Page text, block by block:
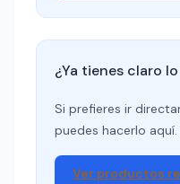
¿Ya tienes claro
Si prefieres ir
puedes hacerlo
Ver productos